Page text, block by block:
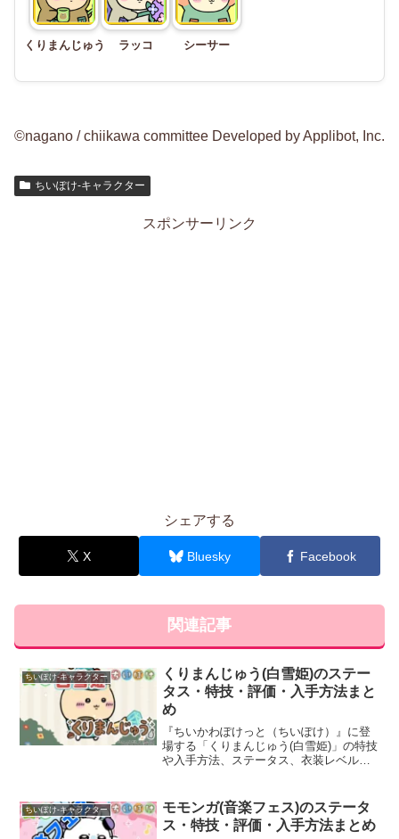
くりまんじゅう ラッコ シーサー
©nagano / chiikawa committee Developed by Applibot, Inc.
ちいぽけ-キャラクター
スポンサーリンク
シェアする
X Bluesky Facebook
関連記事
ちいぽけ-キャラクター
くりまんじゅう(白雪姫)のステー
タス・特技・評価・入手方法まと
め
『ちいかわぽけっと（ちいぽけ）』に登
場する「くりまんじゅう(白雪姫)」の特技
や入手方法、ステータス、衣装レベルア
載しています。
ちいぽけ-キャラクター
モモンガ(音楽フェス)のステータ
ス・特技・評価・入手方法まとめ